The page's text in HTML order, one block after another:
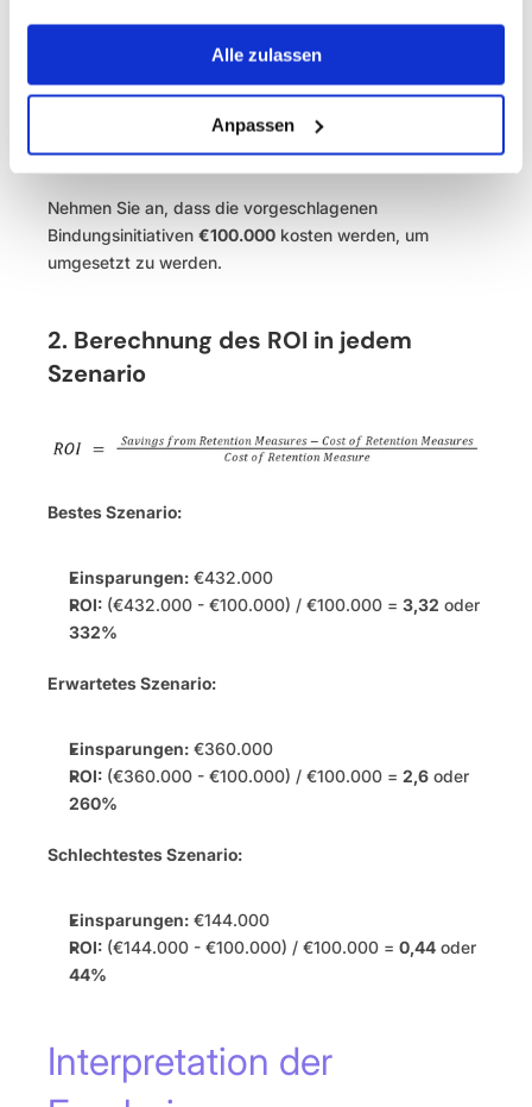
Alle zulassen
Anpassen
1. Bestimmen Sie die Kosten der
Bindungsmaßnahmen
Nehmen Sie an, dass die vorgeschlagenen
Bindungsinitiativen €100.000 kosten werden, um
umgesetzt zu werden.
2. Berechnung des ROI in jedem
Szenario
Bestes Szenario:
Einsparungen: €432.000
ROI: (€432.000 - €100.000) / €100.000 = 3,32
332%
Erwartetes Szenario:
Einsparungen: €360.000
ROI: (€360.000 - €100.000) / €100.000 = 2,6
260%
Schlechtestes Szenario:
Einsparungen: €144.000
ROI: (€144.000 - €100.000) / €100.000 = 0,44
44%
Interpretation der